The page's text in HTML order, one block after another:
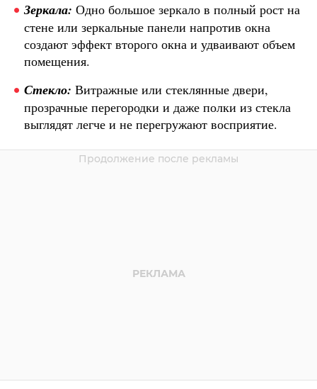
Зеркала: Одно большое зеркало в полный рост на
стене или зеркальные панели напротив окна
создают эффект второго окна и удваивают объем
помещения.
Стекло: Витражные или стеклянные двери,
прозрачные перегородки и даже полки из стекла
выглядят легче и не перегружают восприятие.